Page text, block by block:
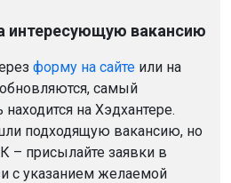
интересующую вакансию
форму на сайте или на
самый
на Хэдхантере.
подходящую вакансию, но
– присылайте заявки в
с указанием желаемой